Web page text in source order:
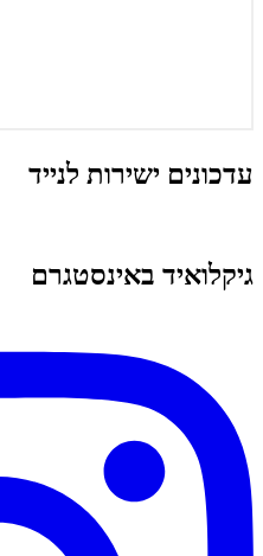
עדכונים ישירות לנייד
גיקלואיד באינסטגרם